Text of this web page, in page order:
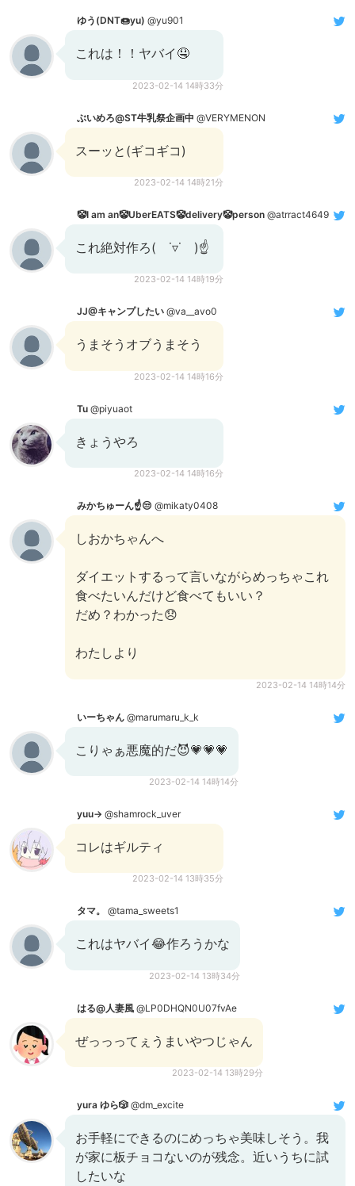
ゆう(DNT🍩yu) @yu901
これは！！ヤバイ🤤
2023-02-14 14時33分
ぶいめろ@ST牛乳祭企画中 @VERYMENON
スーッと(ギコギコ)
2023-02-14 14時21分
🤡I am an🤡UberEATS🤡delivery🤡person @atrract4649
これ絶対作ろ( ˙▿˙ )☝
2023-02-14 14時19分
JJ@キャンプしたい @va__avo0
うまそうオブうまそう
2023-02-14 14時16分
Tu @piyuaot
きょうやろ
2023-02-14 14時16分
みかちゅーん☝️😒 @mikaty0408
しおかちゃんへ
ダイエットするって言いながらめっちゃこれ
食べたいんだけど食べてもいい？
だめ？わかった😞
わたしより
2023-02-14 14時14分
いーちゃん @marumaru_k_k
こりゃぁ悪魔的だ😈💗💗💗
2023-02-14 14時14分
yuu→ @shamrock_uver
コレはギルティ
2023-02-14 13時35分
タマ。 @tama_sweets1
これはヤバイ😂作ろうかな
2023-02-14 13時34分
はる@人妻風 @LP0DHQN0U07fvAe
ぜっっってぇうまいやつじゃん
2023-02-14 13時29分
yura ゆら🎲 @dm_excite
お手軽にできるのにめっちゃ美味しそう。我
が家に板チョコないのが残念。近いうちに試
したいな